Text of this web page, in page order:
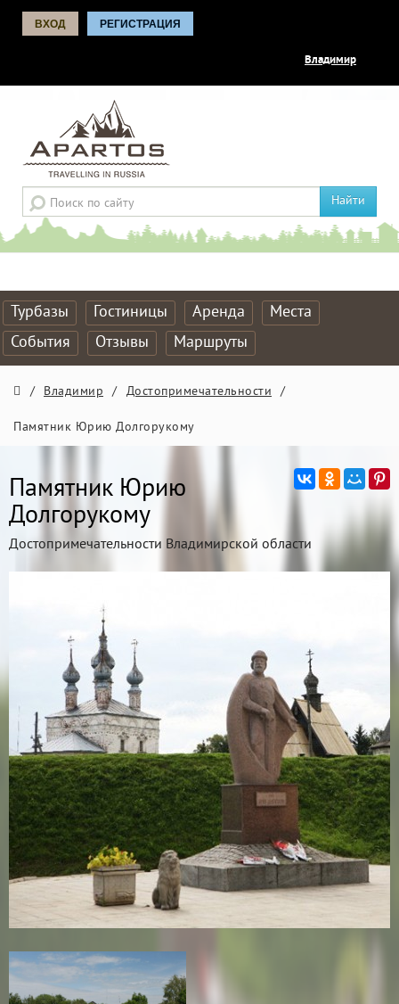
ВХОД РЕГИСТРАЦИЯ
Владимир
Найти
Турбазы Гостиницы Аренда
Места
События
Отзывы Маршруты
/ Владимир / Достопримечательности /
Памятник Юрию Долгорукому
Памятник Юрию
Долгорукому
Достопримечательности Владимирской области